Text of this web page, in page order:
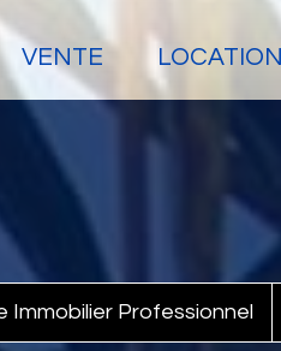
VENTE LOCATION
Immobilier Professionnel